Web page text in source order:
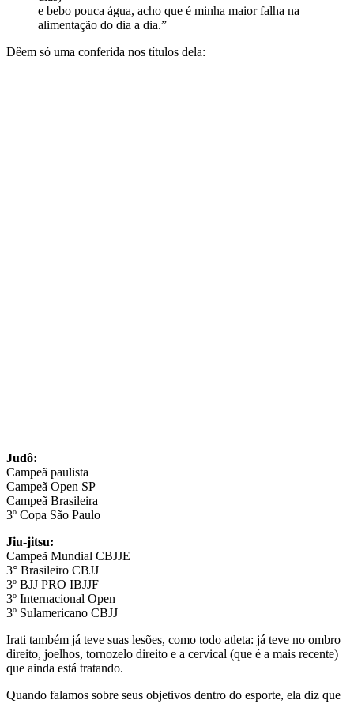
e bebo pouca água, acho que é minha maior falha na
alimentação do dia a dia.”
Dêem só uma conferida nos títulos dela:
Judô:
Campeã paulista
Campeã Open SP
Campeã Brasileira
3º Copa São Paulo
Jiu-jitsu:
Campeã Mundial CBJJE
3° Brasileiro CBJJ
3º BJJ PRO IBJJF
3º Internacional Open
3º Sulamericano CBJJ
Irati também já teve suas lesões, como todo atleta: já teve no ombro
direito, joelhos, tornozelo direito e a cervical (que é a mais recente)
que ainda está tratando.
Quando falamos sobre seus objetivos dentro do esporte, ela diz que